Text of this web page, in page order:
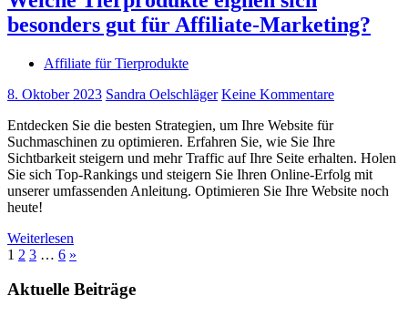
besonders gut für Affiliate-Marketing?
Affiliate für Tierprodukte
8. Oktober 2023 Sandra Oelschläger Keine Kommentare
Entdecken Sie die besten Strategien, um Ihre Website für
Suchmaschinen zu optimieren. Erfahren Sie, wie Sie Ihre
Sichtbarkeit steigern und mehr Traffic auf Ihre Seite erhalten. Holen
Sie sich Top-Rankings und steigern Sie Ihren Online-Erfolg mit
unserer umfassenden Anleitung. Optimieren Sie Ihre Website noch
heute!
Weiterlesen
Seitennummerierung
der
1 2 3 … 6 Nächste
»
Aktuelle Beiträge